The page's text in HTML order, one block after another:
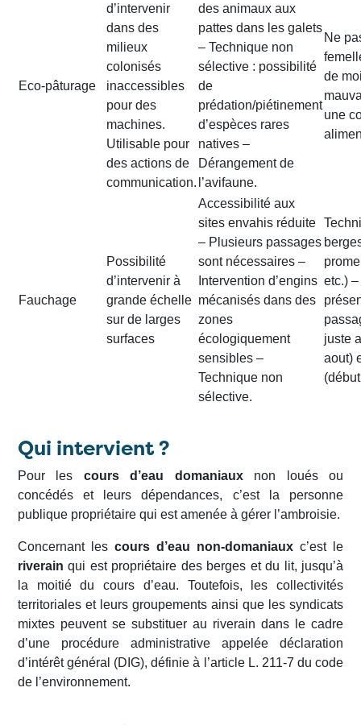
Eco-pâturage
d’intervenir
dans des
milieux
colonisés
inaccessibles
pour des
machines.
Utilisable pour
des actions de
communication.
des animaux aux
pattes dans les galets
– Technique non
sélective : possibilité
de
prédation/piétinement
d’espèces rares
natives –
Dérangement de
l’avifaune.
Ne
de
une
Fauchage
Possibilité
d’intervenir à
grande échelle
sur de larges
surfaces
Accessibilité aux
sites envahis réduite
– Plusieurs passages
sont nécessaires –
Intervention d’engins
mécanisés dans des
zones
écologiquement
sensibles –
Technique non
sélective.
etc.)
juste
aout)
Qui intervient ?
Pour les cours d’eau domaniauxnon loués ou
concédés et leurs dépendances, c’est la personne
publique propriétaire qui est amenée à gérer l’ambroisie.
Concernant lescours d’eau non-domaniaux c’est le
riverain qui est propriétaire des berges et du lit, jusqu’à
la moitié du cours d’eau. Toutefois, les collectivités
territoriales et leurs groupements ainsi que les syndicats
mixtes peuvent se substituer au riverain dans le cadre
d’une procédure administrative appelée déclaration
d’intérêt général (DIG), définie à l’article L. 211-7 du code
de l’environnement.